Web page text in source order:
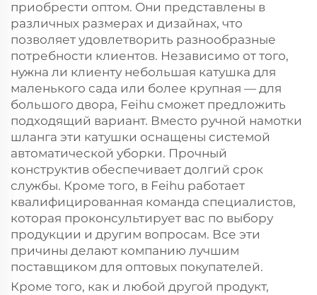
приобрести оптом. Они представлены в
различных размерах и дизайнах, что
позволяет удовлетворить разнообразные
потребности клиентов. Независимо от того,
нужна ли клиенту небольшая катушка для
маленького сада или более крупная — для
большого двора, Feihu сможет предложить
подходящий вариант. Вместо ручной намотки
шланга эти катушки оснащены системой
автоматической уборки. Прочный
конструктив обеспечивает долгий срок
службы. Кроме того, в Feihu работает
квалифицированная команда специалистов,
которая проконсультирует вас по выбору
продукции и другим вопросам. Все эти
причины делают компанию лучшим
поставщиком для оптовых покупателей.
Кроме того, как и любой другой продукт,